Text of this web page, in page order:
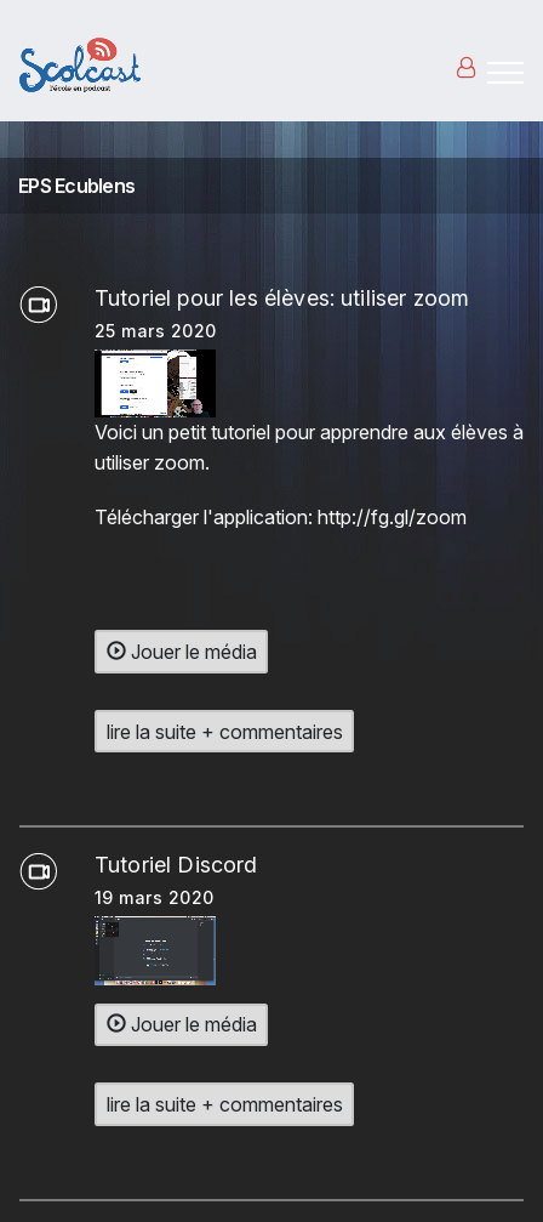
EPS Ecublens
Tutoriel pour les élèves: utiliser zoom
25 mars 2020
Voici un petit tutoriel pour apprendre aux élèves à
utiliser zoom.
Télécharger l'application: http://fg.gl/zoom
Jouer le média
lire la suite + commentaires
Tutoriel Discord
19 mars 2020
Jouer le média
lire la suite + commentaires